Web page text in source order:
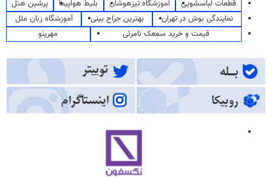
قطعات لباسشویی
آموزشگاه تیزهوشان بلیط هواپیما
پرشین هتل
نمایندگی بوش در تهران
بهترین جراح بینی
آموزشگاه زبان ملل
قیمت و خرید سمعک نامرئی
مهرینو